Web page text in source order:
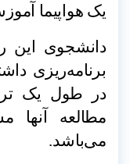
یک هواپیما
دانشجوی این
برنامه‌ریزی
در طول یک
مطالعه آنها
می‌باشد.